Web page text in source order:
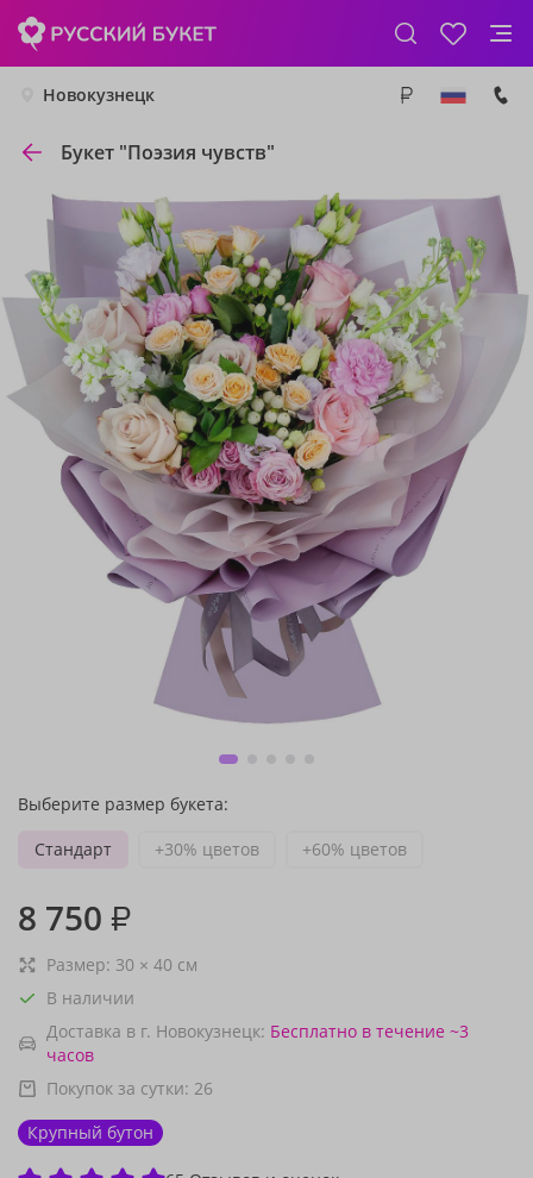
Новокузнецк
Букет "Поэзия чувств"
Выберите размер букета:
Стандарт
+30% цветов +60% цветов
8 750 ₽
Размер: 30 × 40 см
В наличии
Доставка в г. Новокузнецк: Бесплатно в течение ~3
часов
Покупок за сутки: 26
Крупный бутон